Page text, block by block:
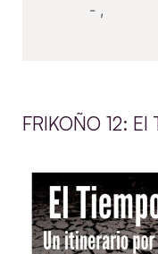
- ,
FRIKOÑO 12: